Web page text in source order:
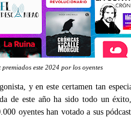
este 2024 por los oyentes
y en este certamen tan
de este año ha sido todo un
oyentes han votado a sus